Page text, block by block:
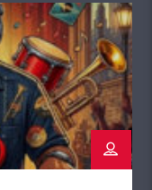
y dirección
como
obras más
«Ahahel, el
«Inocencia
de